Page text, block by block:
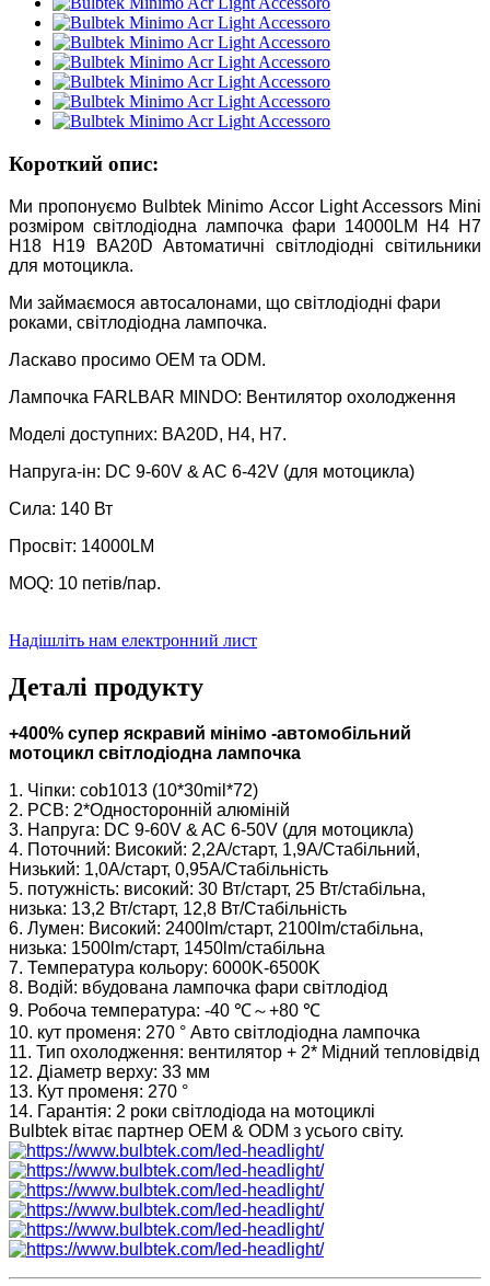
Короткий опис:
Ми пропонуємо Bulbtek Minimo Accor Light Accessors Mini
розміром світлодіодна лампочка фари 14000LM H4 H7
H18 H19 BA20D Автоматичні світлодіодні світильники
для мотоцикла.
Ми займаємося автосалонами, що світлодіодні фари
роками, світлодіодна лампочка.
Ласкаво просимо OEM та ODM.
Лампочка FARLBAR MINDO: Вентилятор охолодження
Моделі доступних: BA20D, H4, H7.
Напруга-ін: DC 9-60V & AC 6-42V (для мотоцикла)
Сила: 140 Вт
Просвіт: 14000LM
MOQ: 10 петів/пар.
Надішліть нам електронний лист
Деталі продукту
+400% супер яскравий мінімо -автомобільний
мотоцикл світлодіодна лампочка
1. Чіпки: cob1013 (10*30mil*72)
2. PCB: 2*Односторонній алюміній
3. Напруга: DC 9-60V & AC 6-50V (для мотоцикла)
4. Поточний: Високий: 2,2А/старт, 1,9А/Стабільний,
Низький: 1,0А/старт, 0,95A/Стабільність
5. потужність: високий: 30 Вт/старт, 25 Вт/стабільна,
низька: 13,2 Вт/старт, 12,8 Вт/Стабільність
6. Лумен: Високий: 2400lm/старт, 2100lm/стабільна,
низька: 1500lm/старт, 1450lm/стабільна
7. Температура кольору: 6000K-6500K
8. Водій: вбудована лампочка фари світлодіод
9. Робоча температура: -40 ℃～+80 ℃
10. кут променя: 270 ° Авто світлодіодна лампочка
11. Тип охолодження: вентилятор + 2* Мідний тепловідвід
12. Діаметр верху: 33 мм
13. Кут променя: 270 °
14. Гарантія: 2 роки світлодіода на мотоциклі
Bulbtek вітає партнер OEM & ODM з усього світу.